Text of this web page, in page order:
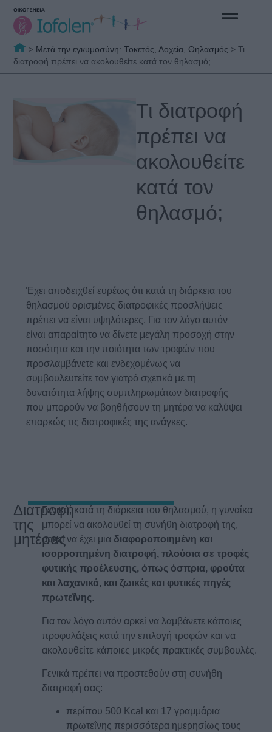
> Μετά την εγκυμοσύνη: Τοκετός, Λοχεία, Θηλασμός >Τι
διατροφή πρέπει να ακολουθείτε κατά τον θηλασμό;
Τι διατροφή
πρέπει να
ακολουθείτε
κατά τον
θηλασμό;
Έχει αποδειχθεί ευρέως ότι κατά τη διάρκεια του
θηλασμού ορισμένες διατροφικές προσλήψεις
πρέπει να είναι υψηλότερες. Για τον λόγο αυτόν
είναι απαραίτητο να δίνετε μεγάλη προσοχή στην
ποσότητα και την ποιότητα των τροφών που
προσλαμβάνετε και ενδεχομένως να
συμβουλευτείτε τον γιατρό σχετικά με τη
δυνατότητα λήψης συμπληρωμάτων διατροφής
που μπορούν να βοηθήσουν τη μητέρα να καλύψει
επαρκώς τις διατροφικές της ανάγκες.
Διατροφή
της
μητέρας
Γενικά, κατά τη διάρκεια του θηλασμού, η γυναίκα
μπορεί να ακολουθεί τη συνήθη διατροφή της,
αρκεί να έχει μια διαφοροποιημένη και
ισορροπημένη διατροφή, πλούσια σε τροφές
φυτικής προέλευσης, όπως όσπρια, φρούτα
και λαχανικά, και ζωικές και φυτικές πηγές
πρωτεΐνης.
Για τον λόγο αυτόν αρκεί να λαμβάνετε κάποιες
προφυλάξεις κατά την επιλογή τροφών και να
ακολουθείτε κάποιες μικρές πρακτικές συμβουλές.
Γενικά πρέπει να προστεθούν στη συνήθη
διατροφή σας:
περίπου 500 Kcal και 17 γραμμάρια
πρωτεΐνης περισσότερα ημερησίως τους